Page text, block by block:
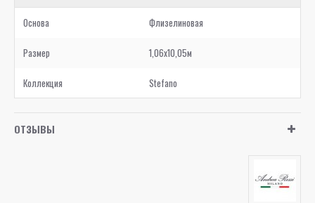
Основа Флизелиновая
Размер 1,06x10,05м
Коллекция Stefano
ОТЗЫВЫ